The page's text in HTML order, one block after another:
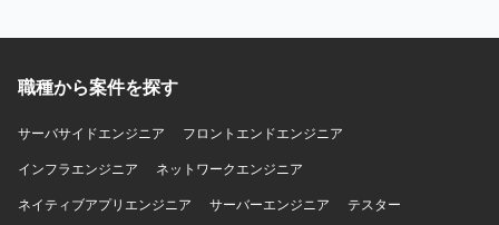
職種から案件を探す
サーバサイドエンジニア
フロントエンドエンジニア
インフラエンジニア
ネットワークエンジニア
ネイティブアプリエンジニア
サーバーエンジニア
テスター